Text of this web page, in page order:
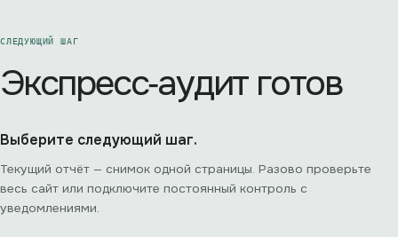
СЛЕДУЮЩИЙ ШАГ
Экспресс‑аудит готов
Выберите следующий шаг.
Текущий отчёт — снимок одной страницы. Разово проверьте
весь сайт или подключите постоянный контроль с
уведомлениями.